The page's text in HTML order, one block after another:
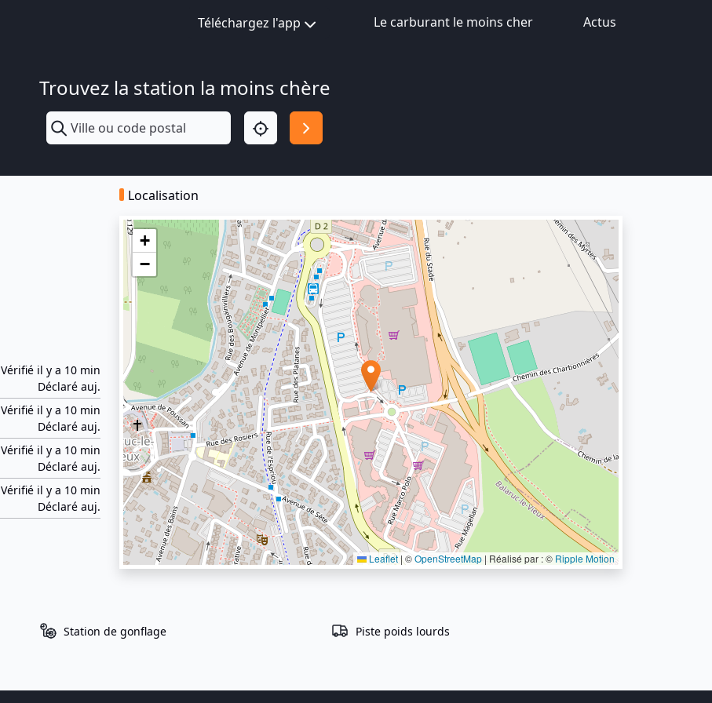
Téléchargez l'app Le carburant le moins cher Actus
Trouvez la station la moins chère
Vérifié il y a 10 min
Déclaré auj.
Vérifié il y a 10 min
Déclaré auj.
Vérifié il y a 10 min
Déclaré auj.
Vérifié il y a 10 min
Déclaré auj.
Localisation
+
−
Leaflet|©OpenStreetMap | Réalisé par : © Ripple Motion
Station de gonflage Piste poids lourds